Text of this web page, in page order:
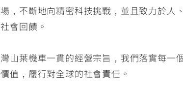
，不斷地向精密科技挑戰，並且致力於人
會回饋。
山葉機車一貫的經營宗旨，我們落實每一
值，履行對全球的社會責任。